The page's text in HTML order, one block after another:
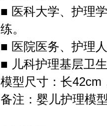
■ 医科大学、护理
练。
■ 医院医务、护理
■ 儿科护理基层卫
模型尺寸：长42cm
备注：婴儿护理模